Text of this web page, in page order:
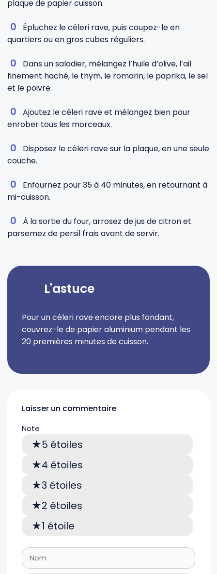
plaque de papier cuisson.
Épluchez le céleri rave, puis coupez-le en
quartiers ou en gros cubes réguliers.
Dans un saladier, mélangez l’huile d’olive, l’ail
finement haché, le thym, le romarin, le paprika, le sel
et le poivre.
Ajoutez le céleri rave et mélangez bien pour
enrober tous les morceaux.
Disposez le céleri rave sur la plaque, en une seule
couche.
Enfournez pour 35 à 40 minutes, en retournant à
mi-cuisson.
À la sortie du four, arrosez de jus de citron et
parsemez de persil frais avant de servir.
L'astuce
Pour un céleri rave encore plus fondant,
couvrez-le de papier aluminium pendant les
20 premières minutes de cuisson.
Laisser un commentaire
Note
5 étoiles
4 étoiles
3 étoiles
2 étoiles
1 étoile